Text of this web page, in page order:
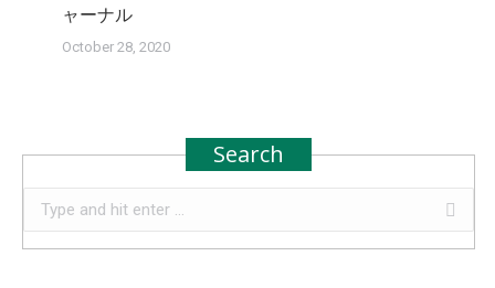
ャーナル
October 28, 2020
Search
Search: